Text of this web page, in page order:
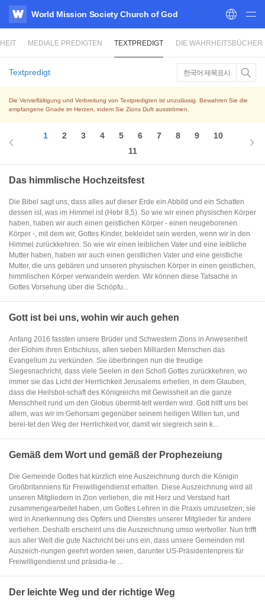
WATV
World Mission Society Church of God
MEDIALE PREDIGTEN TEXTPREDIGT DIE WAHRHEITSBÜCHER
Textpredigt 한국어 제목표시
Die Vervielfältigung und Verbreitung von Textpredigten ist unzulässig. Bewahren Sie die
empfangene Gnade im Herzen, indem Sie Zions Duft ausströmen.
1 2 3 4 5 6 7 8 9
10
11
Das himmlische Hochzeitsfest
Die Bibel sagt uns, dass alles auf dieser Erde ein Abbild und ein Schatten
dessen ist, was im Himmel ist (Hebr 8,5). So wie wir einen physischen Körper
haben, haben wir auch einen geistlichen Körper - einen neugeborenen
Körper -, mit dem wir, Gottes Kinder, bekleidet sein werden, wenn wir in den
Himmel zurückkehren. So wie wir einen leiblichen Vater und eine leibliche
Mutter haben, haben wir auch einen geistlichen Vater und eine geistliche
Mutter, die uns gebären und unseren physischen Körper in einen geistlichen,
himmlischen Körper verwandeln werden. Wir können diese Tatsache in
Gottes Vorsehung über die Schöpfu...
Gott ist bei uns, wohin wir auch gehen
Anfang 2016 fassten unsere Brüder und Schwestern Zions in Anwesenheit
der Elohim ihren Entschluss, allen sieben Milliarden Menschen das
Evangelium zu verkünden. Sie überbringen nun die freudige
Siegesnachricht, dass viele Seelen in den Schoß Gottes zurückkehren, wo
immer sie das Licht der Herrlichkeit Jerusalems erhellen, in dem Glauben,
dass die Heilsbot-schaft des Königreichs mit Gewissheit an die ganze
Menschheit rund um den Globus übermit-telt werden wird. Gott hilft uns bei
allem, was wir im Gehorsam gegenüber seinem heiligen Willen tun, und
berei-tet den Weg der Herrlichkeit vor, damit wir siegreich sein k...
Gemäß dem Wort und gemäß der Prophezeiung
Die Gemeinde Gottes hat kürzlich eine Auszeichnung durch die Königin
Großbritanniens für Freiwilligendienst erhalten. Diese Auszeichnung wird all
unseren Mitgliedern in Zion verliehen, die mit Herz und Verstand hart
zusammengearbeitet haben, um Gottes Lehren in die Praxis umzusetzen; sie
wird in Anerkennung des Opfers und Dienstes unserer Mitglieder für andere
verliehen. Deshalb erscheint uns die Auszeichnung umso wertvoller. Nun trifft
aus aller Welt die gute Nachricht bei uns ein, dass unsere Gemeinden mit
Auszeich-nungen geehrt worden seien, darunter US-Präsidentenpreis für
Freiwilligendienst und präsidia-le ...
Der leichte Weg und der richtige Weg